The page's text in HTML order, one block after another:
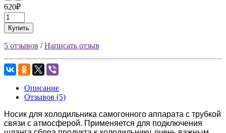
620₽
Купить
5 отзывов /Написать отзыв
Описание
Отзывов (5)
Носик для холодильника самогонного аппарата с трубкой
связи с атмосферой. Применяется для подключения